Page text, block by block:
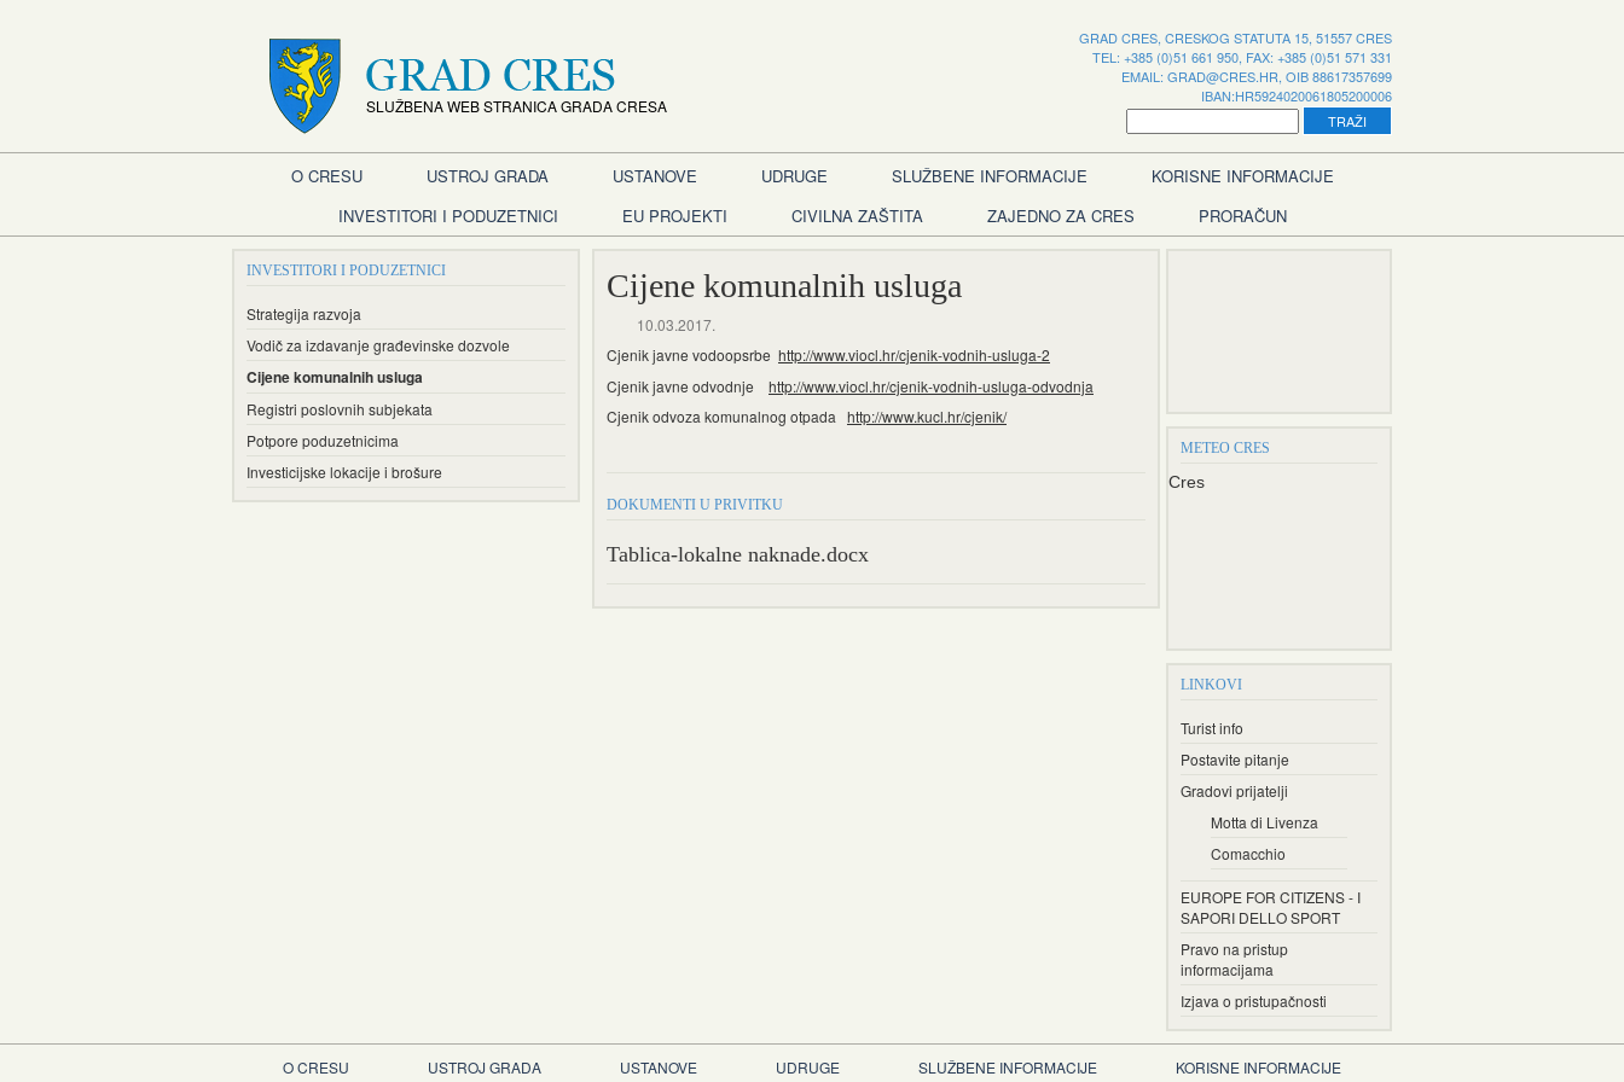
SLUŽBENA WEB STRANICA GRADA CRESA
GRAD CRES, CRESKOG STATUTA 15, 51557 CRES
TEL: +385 (0)51 661 950, FAX: +385 (0)51 571 331
EMAIL: GRAD@CRES.HR, OIB 88617357699
IBAN:HR5924020061805200006
O CRESU USTROJ GRADA USTANOVE UDRUGE SLUŽBENE INFORMACIJE
KORISNE INFORMACIJE
INVESTITORI I PODUZETNICI
EU PROJEKTI CIVILNA ZAŠTITA ZAJEDNO ZA CRES PRORAČUN
INVESTITORI I PODUZETNICI
Strategija razvoja
Vodič za izdavanje građevinske dozvole
Cijene komunalnih usluga
Registri poslovnih subjekata
Potpore poduzetnicima
Investicijske lokacije i brošure
Cijene komunalnih usluga
10.03.2017.
Cjenik javne vodoopsrbe http://www.viocl.hr/cjenik-vodnih-usluga-2
Cjenik javne odvodnje http://www.viocl.hr/cjenik-vodnih-usluga-odvodnja
Cjenik odvoza komunalnog otpada http://www.kucl.hr/cjenik/
DOKUMENTI U PRIVITKU
Tablica-lokalne naknade.docx
METEO CRES
Cres
LINKOVI
Turist info
Postavite pitanje
Gradovi prijatelji
Motta di Livenza
Comacchio
EUROPE FOR CITIZENS - I
SAPORI DELLO SPORT
Pravo na pristup
informacijama
Izjava o pristupačnosti
O CRESU USTROJ GRADA USTANOVE UDRUGE SLUŽBENE INFORMACIJE KORISNE INFORMACIJE